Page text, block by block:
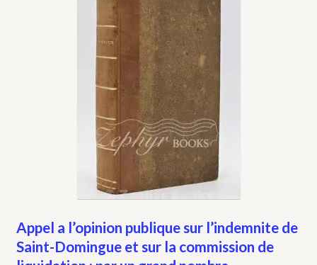
Appel a l’opinion publique sur l’indemnite de
Saint-Domingue et sur la commission de